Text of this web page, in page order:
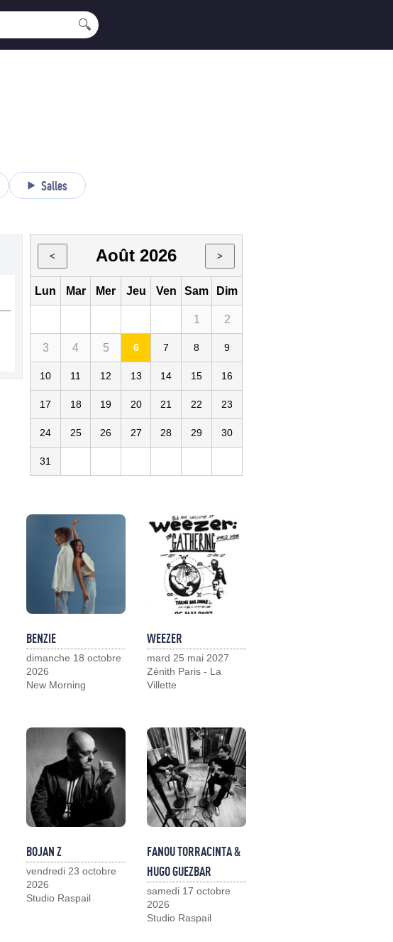
🔍
Salles
< Août 2026 >
Lun Mar Mer Jeu Ven Sam Dim
1 2
3 4 5 6 7 8 9
10 11 12 13 14 15 16
17 18 19 20 21 22 23
24 25 26 27 28 29 30
31
BENZIE
dimanche 18 octobre
2026
New Morning
WEEZER
mard 25 mai 2027
Zénith Paris - La
Villette
BOJAN Z
vendredi 23 octobre
2026
Studio Raspail
FANOU TORRACINTA &
HUGO GUEZBAR
samedi 17 octobre
2026
Studio Raspail